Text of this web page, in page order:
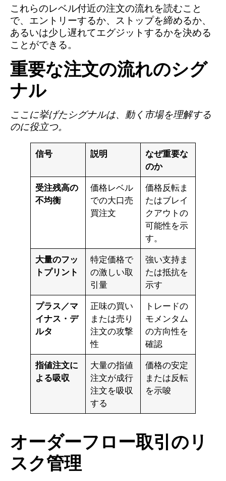
これらのレベル付近の注文の流れを読むこと
で、エントリーするか、ストップを締めるか、
あるいは少し遅れてエグジットするかを決める
ことができる。
重要な注文の流れのシグ
ナル
ここに挙げたシグナルは、動く市場を理解する
のに役立つ。
信号 説明
なぜ重要な
のか
受注残高の
不均衡
価格レベル
での大口売
買注文
価格反転ま
たはブレイ
クアウトの
可能性を示
す。
大量のフッ
トプリント
特定価格で
の激しい取
引量
強い支持ま
たは抵抗を
示す
プラス／マ
イナス・デ
ルタ
正味の買い
または売り
注文の攻撃
性
トレードの
モメンタム
の方向性を
確認
指値注文に
よる吸収
大量の指値
注文が成行
注文を吸収
する
価格の安定
または反転
を示唆
オーダーフロー取引のリ
スク管理